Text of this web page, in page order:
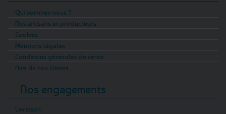
Qui sommes-nous ?
Nos artisans et producteurs
Cookies
Mentions légales
Conditions générales de vente
Avis de nos clients
Nos engagements
Livraison